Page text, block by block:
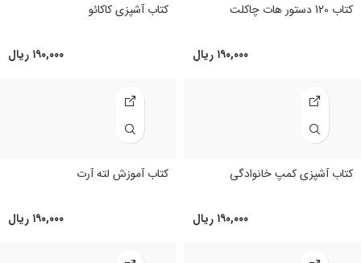
کتاب 120 دستور هات چاکلت
۱۹۰,۰۰۰ ریال
کتاب آشپزی کاکائو
۱۹۰,۰۰۰ ریال
کتاب آشپزی کمپ خانوادگی
۱۹۰,۰۰۰ ریال
کتاب آموزش لته آرت
۱۹۰,۰۰۰ ریال